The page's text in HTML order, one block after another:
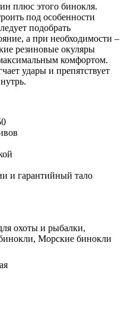
плюс этого бинокля.
под особенности
подобрать
а при необходимости –
резиновые окуляры
комфортом.
удары и препятствует
и гарантийный тало
охоты и рыбалки,
Морские бинокли